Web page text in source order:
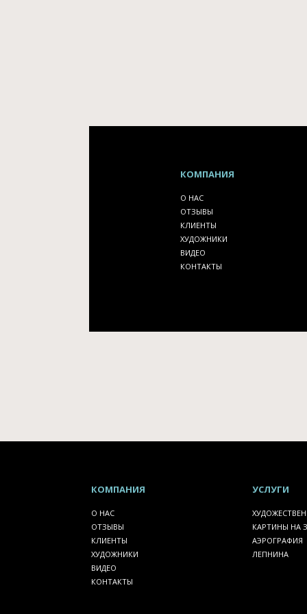
КОМПАНИЯ
О НАС
ОТЗЫВЫ
КЛИЕНТЫ
ХУДОЖНИКИ
ВИДЕО
КОНТАКТЫ
КОМПАНИЯ
О НАС
ОТЗЫВЫ
КЛИЕНТЫ
ХУДОЖНИКИ
ВИДЕО
КОНТАКТЫ
УСЛУГИ
КАРТИНЫ НА
АЭРОГРАФИЯ
ЛЕПНИНА